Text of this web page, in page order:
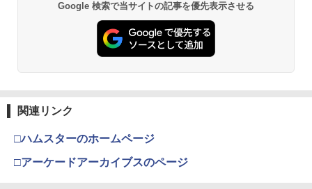
スプラトゥーン レイダース -Switch2
￥6,455
3
￥55,603
プロダクトコード 封入
3
ルコード 【旧 Xbox ギフトカード】 [オ
ンラインコード]
3
劇場版「鬼滅の刃」無限城編 第一章 猗
窩座再来 通常版 [DVD]
￥3,523
3
Google 検索で当サイトの記事を優先表示させる
関連リンク
□ハムスターのホームページ
□アーケードアーカイブスのページ